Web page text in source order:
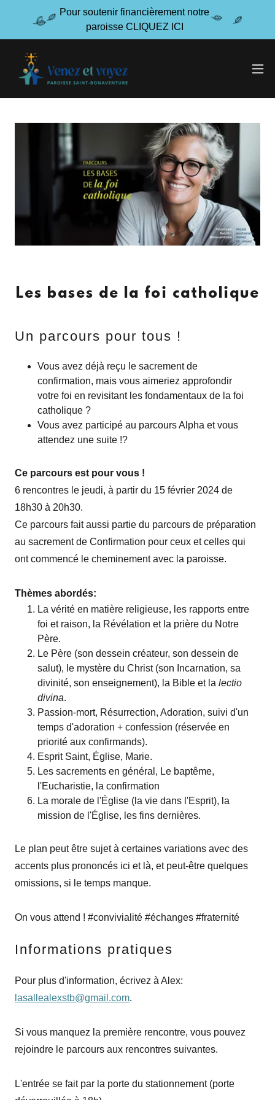
Pour soutenir financièrement notre
paroisse CLIQUEZ ICI
Les bases de la foi catholique
Un parcours pour tous !
Vous avez déjà reçu le sacrement de
confirmation, mais vous aimeriez approfondir
votre foi en revisitant les fondamentaux de la foi
catholique ?
Vous avez participé au parcours Alpha et vous
attendez une suite !?
Ce parcours est pour vous !
6 rencontres le jeudi, à partir du 15 février 2024 de
18h30 à 20h30.
Ce parcours fait aussi partie du parcours de préparation
au sacrement de Confirmation pour ceux et celles qui
ont commencé le cheminement avec la paroisse.
Thèmes abordés:
La vérité en matière religieuse, les rapports entre
foi et raison, la Révélation et la prière du Notre
Père.
Le Père (son dessein créateur, son dessein de
salut), le mystère du Christ (son Incarnation, sa
divinité, son enseignement), la Bible et la lectio
divina.
Passion-mort, Résurrection, Adoration, suivi d'un
temps d'adoration + confession (réservée en
priorité aux confirmands).
Esprit Saint, Église, Marie.
Les sacrements en général, Le baptême,
l'Eucharistie, la confirmation
La morale de l'Église (la vie dans l'Esprit), la
mission de l'Église, les fins dernières.
Le plan peut être sujet à certaines variations avec des
accents plus prononcés ici et là, et peut-être quelques
omissions, si le temps manque.
On vous attend ! #convivialité #échanges #fraternité
Informations pratiques
Pour plus d'information, écrivez à Alex:
lasallealexstb@gmail.com.
Si vous manquez la première rencontre, vous pouvez
rejoindre le parcours aux rencontres suivantes.
L'entrée se fait par la porte du stationnement (porte